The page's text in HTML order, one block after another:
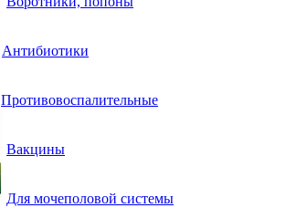
Антибиотики
Противовоспалительные
Вакцины
Для мочеполовой системы